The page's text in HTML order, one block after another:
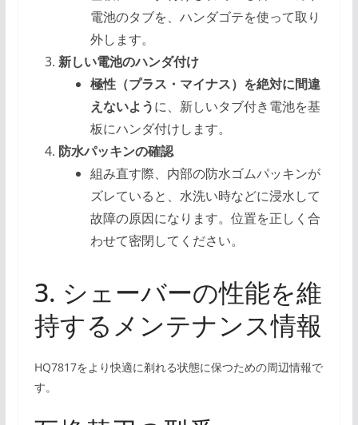
電池のタブを、ハンダゴテを使って取り
外します。
新しい電池のハンダ付け
極性（プラス・マイナス）を絶対に間違
えないように、新しいタブ付き電池を基
板にハンダ付けします。
防水パッキンの確認
組み直す際、内部の防水ゴムパッキンが
ズレていると、水洗い時などに浸水して
故障の原因になります。位置を正しく合
わせて密閉してください。
3. シェーバーの性能を維
持するメンテナンス情報
HQ7817をより快適に剃れる状態に保つための周辺情報で
す。